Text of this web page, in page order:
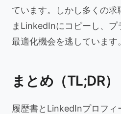
ています。しかし多くの求
まLinkedInにコピーし、
最適化機会を逃しています。
まとめ（TL;DR）
履歴書とLinkedInプロフィ